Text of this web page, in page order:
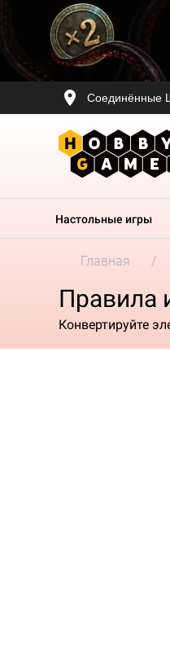
Соединённые
Настольные игры
Главная
Правила
Конвертируйте